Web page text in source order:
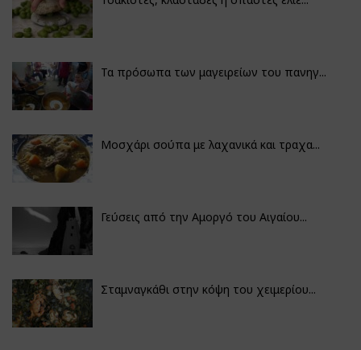
Τα πρόσωπα των μαγειρείων του πανηγ...
Μοσχάρι σούπα με λαχανικά και τραχα...
Γεύσεις από την Αμοργό του Αιγαίου...
Σταμναγκάθι στην κόψη του χειμερίου...